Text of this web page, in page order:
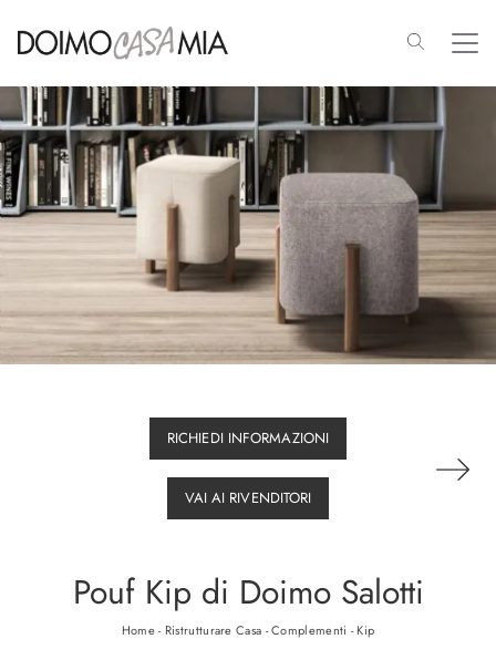
RICHIEDI INFORMAZIONI
VAI AI RIVENDITORI
Pouf Kip di Doimo Salotti
Home- Ristrutturare Casa -Complementi -Kip